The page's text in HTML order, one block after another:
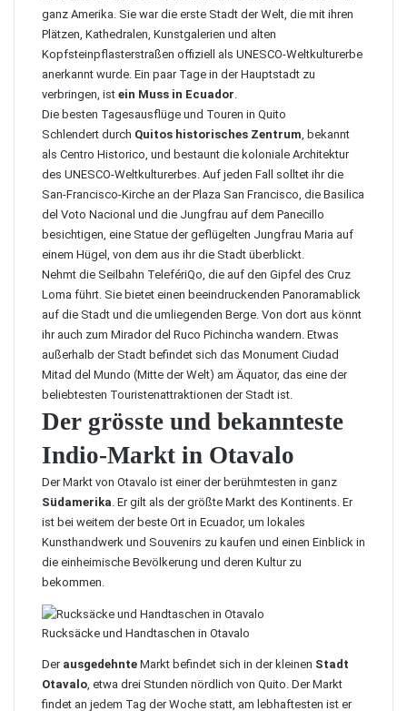
ganz Amerika. Sie war die erste Stadt der Welt, die mit ihren
Plätzen, Kathedralen, Kunstgalerien und alten
Kopfsteinpflasterstraßen offiziell als UNESCO-Weltkulturerbe
anerkannt wurde. Ein paar Tage in der Hauptstadt zu
verbringen, ist ein Muss in Ecuador.
Die besten Tagesausflüge und Touren in Quito
Schlendert durch Quitos historisches Zentrum, bekannt
als Centro Historico, und bestaunt die koloniale Architektur
des UNESCO-Weltkulturerbes. Auf jeden Fall solltet ihr die
San-Francisco-Kirche an der Plaza San Francisco, die Basilica
del Voto Nacional und die Jungfrau auf dem Panecillo
besichtigen, eine Statue der geflügelten Jungfrau Maria auf
einem Hügel, von dem aus ihr die Stadt überblickt.
Nehmt die Seilbahn TelefériQo, die auf den Gipfel des Cruz
Loma führt. Sie bietet einen beeindruckenden Panoramablick
auf die Stadt und die umliegenden Berge. Von dort aus könnt
ihr auch zum Mirador del Ruco Pichincha wandern. Etwas
außerhalb der Stadt befindet sich das Monument Ciudad
Mitad del Mundo (Mitte der Welt) am Äquator, das eine der
beliebtesten Touristenattraktionen der Stadt ist.
Der grösste und bekannteste
Indio-Markt in Otavalo
DerMarkt von Otavalo ist einer der berühmtesten in ganz
Südamerika. Er gilt als der größte Markt des Kontinents. Er
ist bei weitem der beste Ort in Ecuador, um lokales
Kunsthandwerk und Souvenirs zu kaufen und einen Einblick in
die einheimische Bevölkerung und deren Kultur zu
bekommen.
Rucksäcke und Handtaschen in Otavalo
Der ausgedehnte Markt befindet sich in der kleinen Stadt
Otavalo, etwa drei Stunden nördlich von Quito. Der Markt
findet an jedem Tag der Woche statt, am lebhaftesten ist er